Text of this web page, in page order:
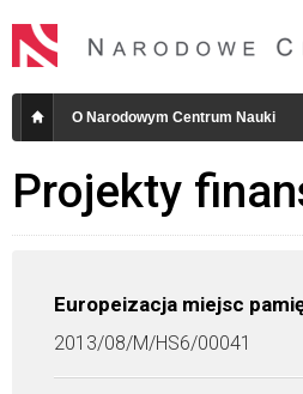
O Narodowym Centrum Nauki
Projekty
Europeizacja miejsc
2013/08/M/HS6/00041